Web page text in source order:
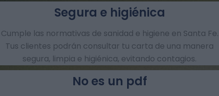
Cumple las normativas de sanidad e higiene en Santa Fe.
Tus clientes podrán consultar tu carta de una manera
segura, limpia e higiénica, evitando contagios.
Segura e higiénica
No es un pdf